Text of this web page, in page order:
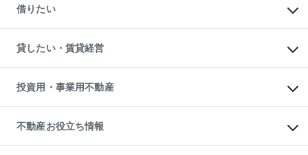
中古一戸建ての購入
不動産購入の流れ
注目キーワード物件特集
購入ガイド
English 繁体中文簡体中文
一戸建ての売却・査定
土地の売却・査定
スピードAI査定
不動産査定について
不動産売却の流れ
不動産買換えの流れ
売却ガイド
借りたい
オフィス・店舗の賃貸
借りるときの流れ
借りるガイド
貸したい・賃貸経営
マンション賃料データ
賃貸管理プラン
リロケーションについて
貸すガイド
投資用・事業用不動産
事業用不動産
マンション投資
投資用マンション
不動産お役立ち情報